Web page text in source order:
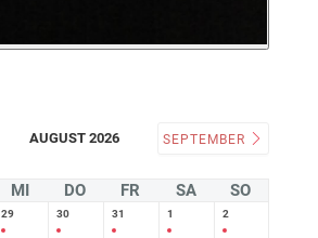
AUGUST 2026 SEPTEMBER
MI DO FR SA SO
29 30 31 1 2